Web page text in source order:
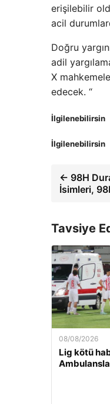
erişilebilir
acil
Doğru
adil
X
edecek. “
İlgilenebilirsin
İlgilenebilirsin
← 98H
İsimleri,
Tavsiye
08/08/2026
Lig kötü
Ambulansla